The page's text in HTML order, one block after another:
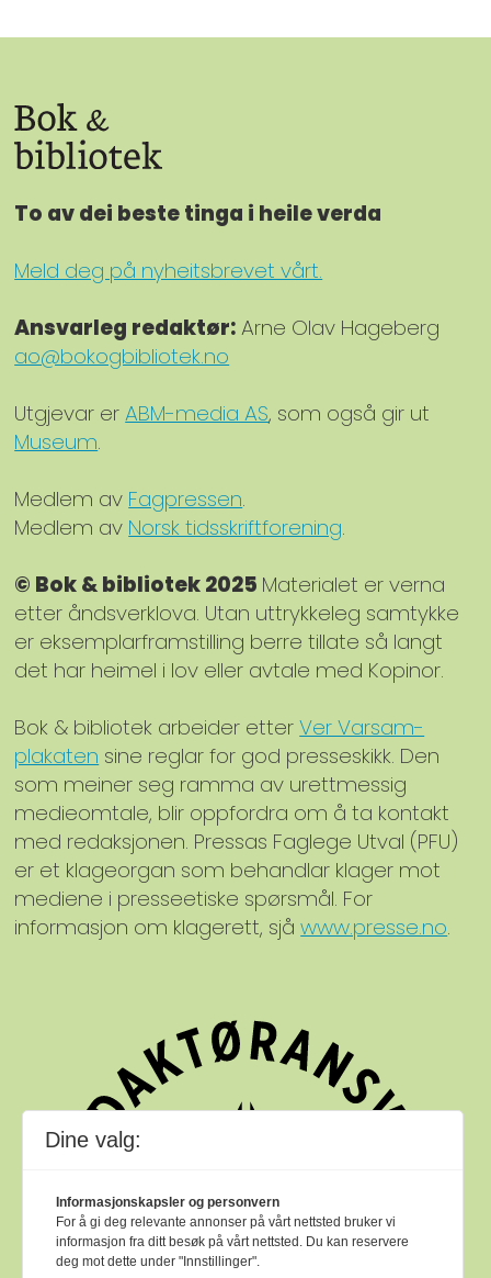
To av dei beste tinga i heile verda
Meld deg på nyheitsbrevet vårt.
Ansvarleg redaktør:Arne Olav Hageberg
ao@bokogbibliotek.no
Utgjevar erABM-media AS, som også gir ut
Museum.
Medlem av Fagpressen.
Medlem av Norsk tidsskriftforening.
© Bok & bibliotek 2025 Materialet er verna
etter åndsverklova. Utan uttrykkeleg samtykke
er eksemplarframstilling berre tillate så langt
det har heimel i lov eller avtale med Kopinor.
Bok & bibliotek arbeider etterVer Varsam-
plakaten sine reglar for god presseskikk. Den
som meiner seg ramma av urettmessig
medieomtale, blir oppfordra om å ta kontakt
med redaksjonen. Pressas Faglege Utval (PFU)
er et klageorgan som behandlar klager mot
mediene i presseetiske spørsmål. For
informasjon om klagerett, sjåwww.presse.no.
Dine valg:
Informasjonskapsler og personvern
For å gi deg relevante annonser på vårt nettsted bruker vi
informasjon fra ditt besøk på vårt nettsted. Du kan reservere
deg mot dette under "Innstillinger".